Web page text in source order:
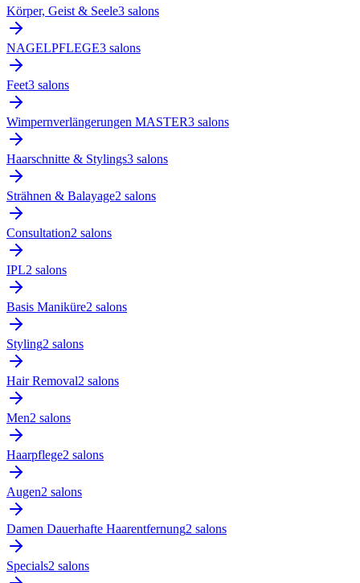
Körper, Geist & Seele3 salons
NAGELPFLEGE3 salons
Feet3 salons
Wimpernverlängerungen MASTER3 salons
Haarschnitte & Stylings3 salons
Strähnen & Balayage2 salons
Consultation2 salons
IPL2 salons
Basis Maniküre2 salons
Styling2 salons
Hair Removal2 salons
Men2 salons
Haarpflege2 salons
Augen2 salons
Damen Dauerhafte Haarentfernung2 salons
Specials2 salons